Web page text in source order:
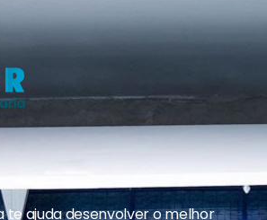
te ajuda desenvolver o melhor